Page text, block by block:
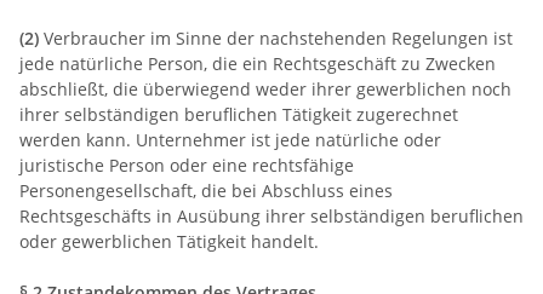
(2) Verbraucher im Sinne der nachstehenden Regelungen ist
jede natürliche Person, die ein Rechtsgeschäft zu Zwecken
abschließt, die überwiegend weder ihrer gewerblichen noch
ihrer selbständigen beruflichen Tätigkeit zugerechnet
werden kann. Unternehmer ist jede natürliche oder
juristische Person oder eine rechtsfähige
Personengesellschaft, die bei Abschluss eines
Rechtsgeschäfts in Ausübung ihrer selbständigen beruflichen
oder gewerblichen Tätigkeit handelt.